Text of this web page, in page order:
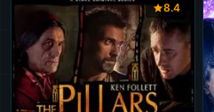
8.4